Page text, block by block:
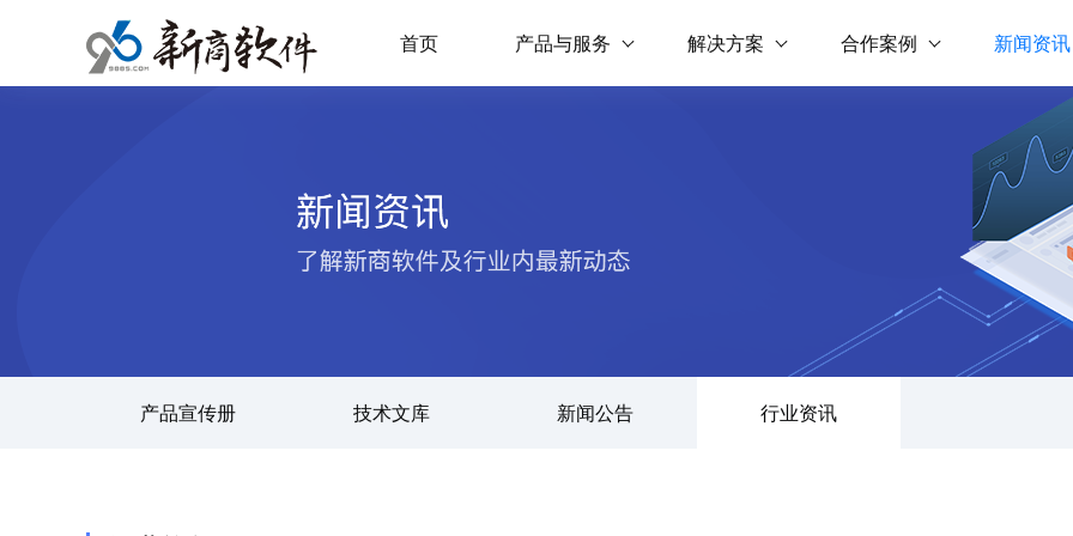
首页 产品与服务 解决方案 合作案例 新闻资讯
产品宣传册 技术文库 新闻公告 行业资讯